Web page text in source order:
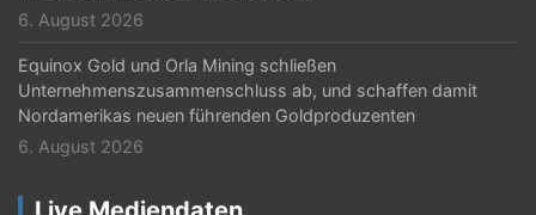
6. August 2026
Equinox Gold und Orla Mining schließen
Unternehmenszusammenschluss ab, und schaffen damit
Nordamerikas neuen führenden Goldproduzenten
6. August 2026